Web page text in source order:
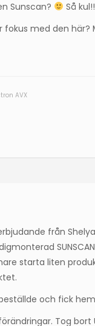
Sunscan?
Så
fokus med den
AVX
från
starta liten
och fick
Tog